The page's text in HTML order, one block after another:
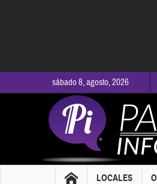
sábado 8, agosto, 2026
LOCALES